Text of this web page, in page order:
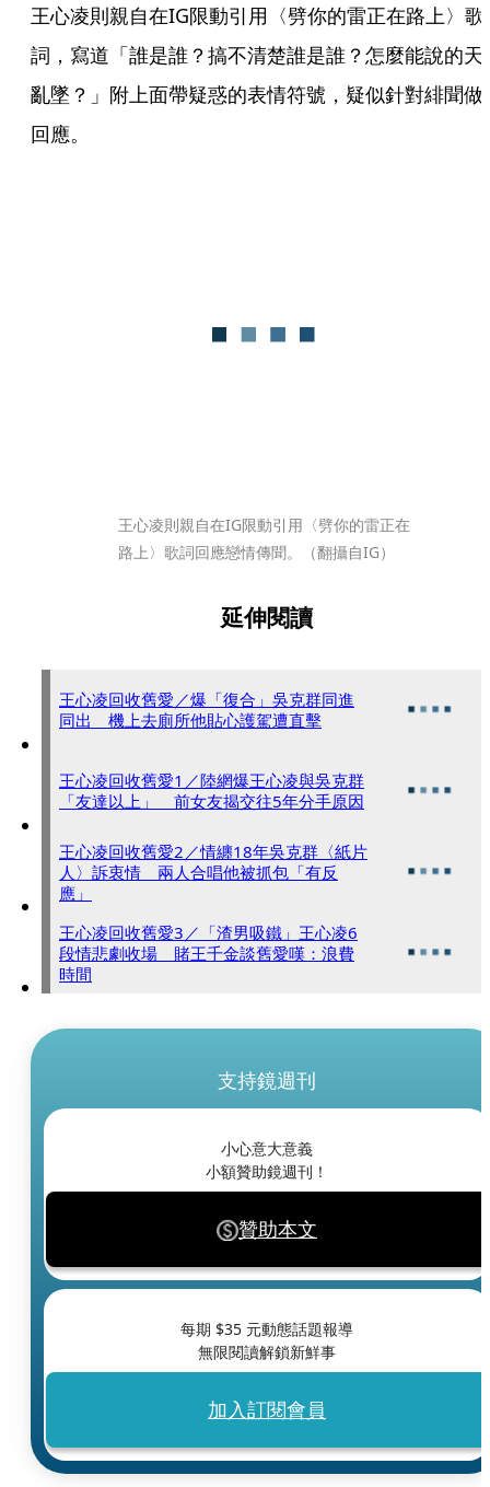
王心凌則親自在IG限動引用〈劈你的雷正在路上〉歌
詞，寫道「誰是誰？搞不清楚誰是誰？怎麼能說的天
亂墜？」附上面帶疑惑的表情符號，疑似針對緋聞做
回應。
王心凌則親自在IG限動引用〈劈你的雷正在
路上〉歌詞回應戀情傳聞。（翻攝自IG）
延伸閱讀
王心凌回收舊愛／爆「復合」吳克群同進
同出 機上去廁所他貼心護駕遭直擊
王心凌回收舊愛1／陸網爆王心凌與吳克群
「友達以上」 前女友揭交往5年分手原因
王心凌回收舊愛2／情纏18年吳克群〈紙片
人〉訴衷情 兩人合唱他被抓包「有反
應」
王心凌回收舊愛3／「渣男吸鐵」王心凌6
段情悲劇收場 賭王千金談舊愛嘆：浪費
時間
支持鏡週刊
小心意大意義
小額贊助鏡週刊！
贊助本文
每期 $35 元動態話題報導
無限閱讀解鎖新鮮事
加入訂閱會員